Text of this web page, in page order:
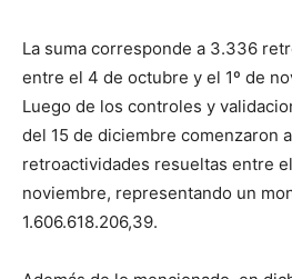
::
La
La suma corresponde a 3.336
entre el 4 de octubre y el 1º de
Luego de los controles y
del 15 de diciembre comenzaron
retroactividades resueltas entre
noviembre, representando un
1.606.618.206,39.